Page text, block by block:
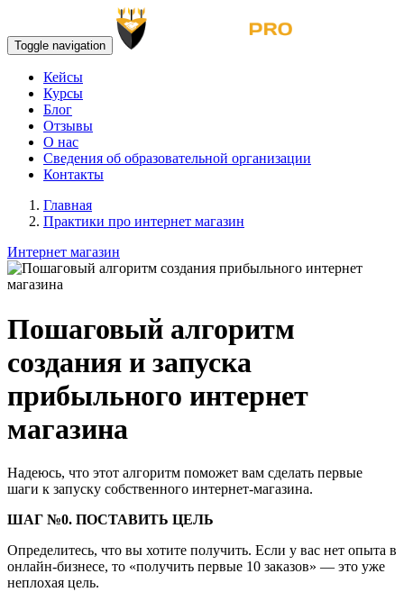
Toggle navigation
Кейсы
Курсы
Блог
Отзывы
О нас
Сведения об образовательной организации
Контакты
Главная
Практики про интернет магазин
Интернет магазин
Пошаговый алгоритм
создания и запуска
прибыльного интернет
магазина
Надеюсь, что этот алгоритм поможет вам сделать первые
шаги к запуску собственного интернет-магазина.
ШАГ №0. ПОСТАВИТЬ ЦЕЛЬ
Определитесь, что вы хотите получить. Если у вас нет опыта в
онлайн-бизнесе, то «получить первые 10 заказов» — это уже
неплохая цель.